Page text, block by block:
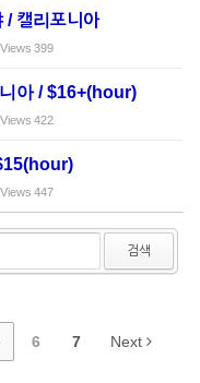
/ 캘리포니아
Views 399
아 / $16+(hour)
Views 422
Views 447
검색
6 7 Next